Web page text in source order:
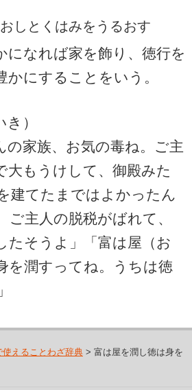
しとくはみをうるおす
になれば家を飾り、徳行を
かにすることをいう。
）
の家族、お気の毒ね。ご主
大もうけして、御殿みた
建てたまではよかったん
ご主人の脱税がばれて、
たそうよ」「富は屋（お
を潤すってね。うちは徳
使えることわざ辞典> 富は屋を潤し徳は身を